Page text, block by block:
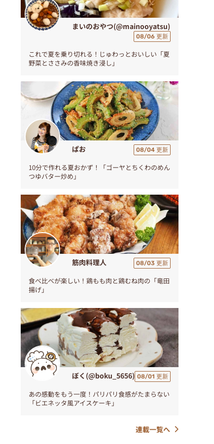
まいのおやつ(@mainooyatsu)
08/06 更新
これで夏を乗り切れる！じゅわっとおいしい「夏
野菜とささみの香味焼き浸し」
ぱお 08/04 更新
10分で作れる夏おかず！「ゴーヤとちくわのめん
つゆバター炒め」
筋肉料理人 08/03 更新
食べ比べが楽しい！鶏もも肉と鶏むね肉の「竜田
揚げ」
ぼく(@boku_5656) 08/01 更新
あの感動をもう一度！パリパリ食感がたまらない
「ビエネッタ風アイスケーキ」
連載一覧へ